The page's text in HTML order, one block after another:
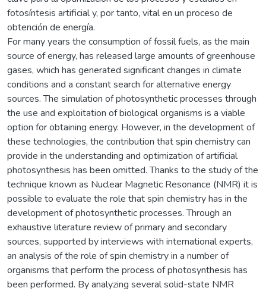
fotosíntesis artificial y, por tanto, vital en un proceso de
obtención de energía.
For many years the consumption of fossil fuels, as the main
source of energy, has released large amounts of greenhouse
gases, which has generated significant changes in climate
conditions and a constant search for alternative energy
sources. The simulation of photosynthetic processes through
the use and exploitation of biological organisms is a viable
option for obtaining energy. However, in the development of
these technologies, the contribution that spin chemistry can
provide in the understanding and optimization of artificial
photosynthesis has been omitted. Thanks to the study of the
technique known as Nuclear Magnetic Resonance (NMR) it is
possible to evaluate the role that spin chemistry has in the
development of photosynthetic processes. Through an
exhaustive literature review of primary and secondary
sources, supported by interviews with international experts,
an analysis of the role of spin chemistry in a number of
organisms that perform the process of photosynthesis has
been performed. By analyzing several solid-state NMR